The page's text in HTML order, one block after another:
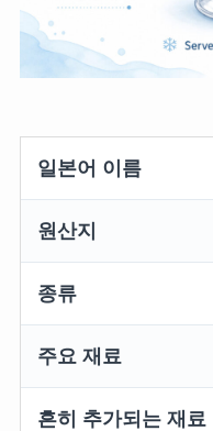
일본어 이름
원산지
종류
주요 재료
흔히 추가되는 재료